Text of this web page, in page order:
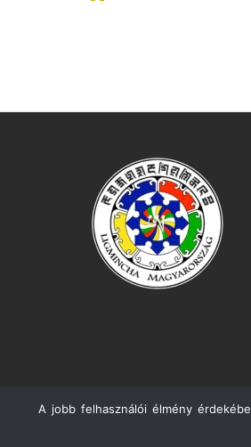
A jobb felhasználói élmény